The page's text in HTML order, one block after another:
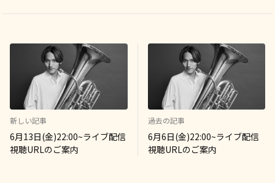
新しい記事
6月13日(金)22:00~ライブ配信
視聴URLのご案内
過去の記事
6月6日(金)22:00~ライブ配信
視聴URLのご案内